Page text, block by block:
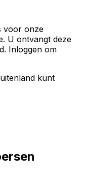
voor onze
U ontvangt deze
Inloggen om
kunt